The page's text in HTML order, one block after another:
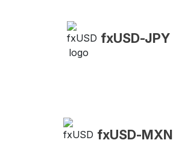
fxUSD-JPY
fxUSD-MXN